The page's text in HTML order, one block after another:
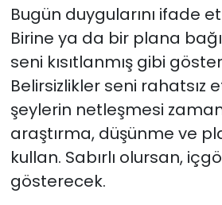
Bugün duygularını ifade
Birine ya da bir plana
seni kısıtlanmış gibi
Belirsizlikler seni rahatsız
şeylerin netleşmesi zaman
araştırma, düşünme ve
kullan. Sabırlı olursan,
gösterecek.